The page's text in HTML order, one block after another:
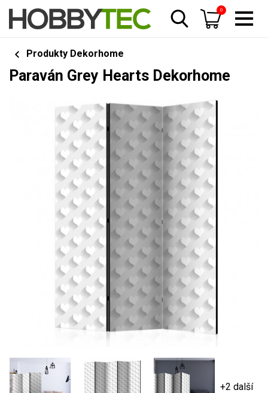
0
Produkty Dekorhome
Paraván Grey Hearts Dekorhome
+2 další